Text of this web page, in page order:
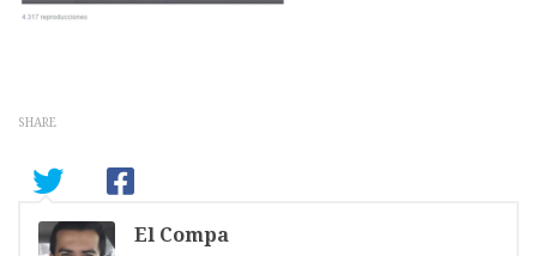
SHARE
El Compa